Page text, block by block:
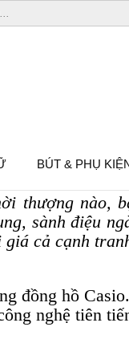
BÚT & PHỤ
ĐỒNG HỒ
thượng nào,
sành điệu
cả cạnh
đồng hồ
nghệ tiên